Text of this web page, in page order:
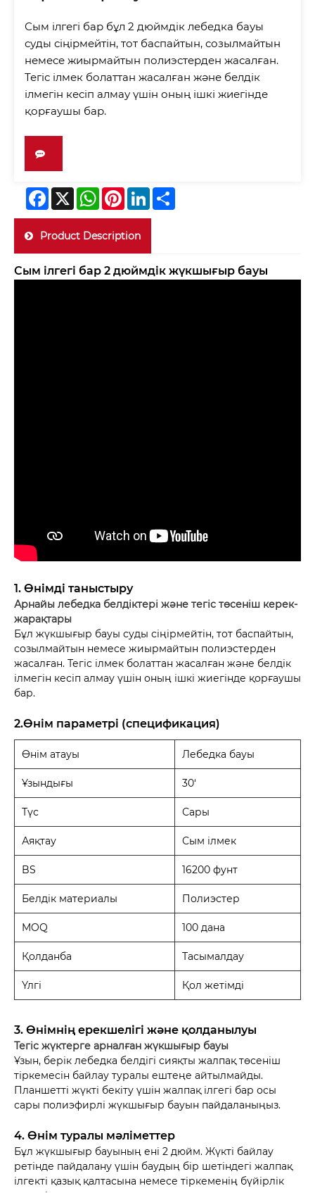
Сым ілгегі бар бұл 2 дюймдік лебедка бауы
суды сіңірмейтін, тот баспайтын, созылмайтын
немесе жиырмайтын полиэстерден жасалған.
Тегіс ілмек болаттан жасалған және белдік
ілмегін кесіп алмау үшін оның ішкі жиегінде
қорғаушы бар.
Facebook
X WhatsAppPinterestLinkedIn
Product Description
Сым ілгегі бар 2 дюймдік жүкшығыр бауы
1. Өнімді таныстыру
Арнайы лебедка белдіктері және тегіс төсеніш керек-
жарақтары
Бұл жүкшығыр бауы суды сіңірмейтін, тот баспайтын,
созылмайтын немесе жиырмайтын полиэстерден
жасалған. Тегіс ілмек болаттан жасалған және белдік
ілмегін кесіп алмау үшін оның ішкі жиегінде қорғаушы
бар.
2.Өнім параметрі (спецификация)
Өнім атауы Лебедка бауы
Ұзындығы 30‘
Түс Сары
Аяқтау Сым ілмек
BS 16200 фунт
Белдік материалы Полиэстер
MOQ 100 дана
Қолданба Тасымалдау
Үлгі Қол жетімді
3. Өнімнің ерекшелігі және қолданылуы
Тегіс жүктерге арналған жүкшығыр бауы
Ұзын, берік лебедка белдігі сияқты жалпақ төсеніш
тіркемесін байлау туралы ештеңе айтылмайды.
Планшетті жүкті бекіту үшін жалпақ ілгегі бар осы
сары полиэфирлі жүкшығыр бауын пайдаланыңыз.
4. Өнім туралы мәліметтер
Бұл жүкшығыр бауының ені 2 дюйм. Жүкті байлау
ретінде пайдалану үшін баудың бір шетіндегі жалпақ
ілгекті қазық қалтасына немесе тіркеменің бүйірлік